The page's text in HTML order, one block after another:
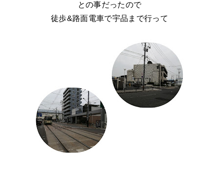
との事だったので
徒歩&路面電車で宇品まで行って